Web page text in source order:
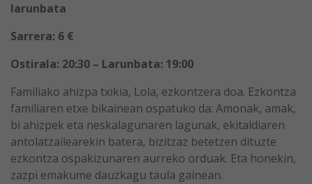
larunbata
Sarrera: 6 €
Ostirala: 20:30 – Larunbata: 19:00
Familiako ahizpa txikia, Lola, ezkontzera doa. Ezkontza
familiaren etxe bikainean ospatuko da: Amonak, amak,
bi ahizpek eta neskalagunaren lagunak, ekitaldiaren
antolatzailearekin batera, bizitzaz betetzen dituzte
ezkontza ospakizunaren aurreko orduak. Eta honekin,
zazpi emakume dauzkagu taula gainean.